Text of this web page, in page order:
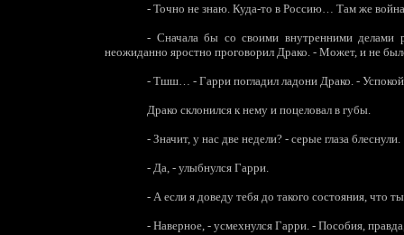
- Точно не знаю. Куда-то в Россию… Там же
- Сначала бы со своими внутренними
неожиданно яростно проговорил Драко. - Может, и не
- Тшш… - Гарри погладил ладони Драко. -
Драко склонился к нему и поцеловал в губы.
- Значит, у нас две недели? - серые глаза блеснули.
- Да, - улыбнулся Гарри.
- А если я доведу тебя до такого состояния, что
- Наверное, - усмехнулся Гарри. - Пособия,